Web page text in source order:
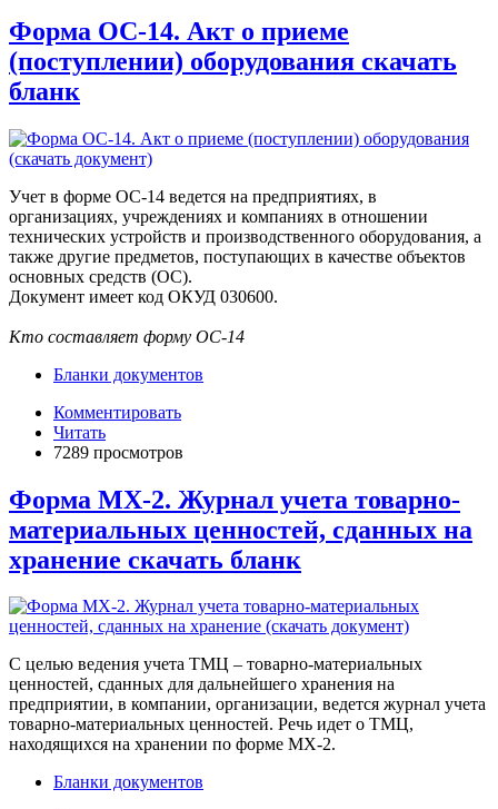
Форма ОС-14. Акт о приеме
(поступлении) оборудования скачать
бланк
Учет в форме ОС-14 ведется на предприятиях, в
организациях, учреждениях и компаниях в отношении
технических устройств и производственного оборудования, а
также другие предметов, поступающих в качестве объектов
основных средств (ОС).
Документ имеет код ОКУД 030600.
Кто составляет форму ОС-14
Бланки документов
Комментировать
Читать
7289 просмотров
Форма МХ-2. Журнал учета товарно-
материальных ценностей, сданных на
хранение скачать бланк
С целью ведения учета ТМЦ – товарно-материальных
ценностей, сданных для дальнейшего хранения на
предприятии, в компании, организации, ведется журнал учета
товарно-материальных ценностей. Речь идет о ТМЦ,
находящихся на хранении по форме МХ-2.
Бланки документов